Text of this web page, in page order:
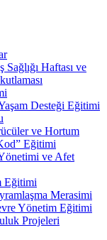
Sağlığı Haftası ve
Desteği Eğitimi
ve Hortum
Eğitimi
ve Afet
Eğitimi
Merasimi
Yönetim Eğitimi
Projeleri